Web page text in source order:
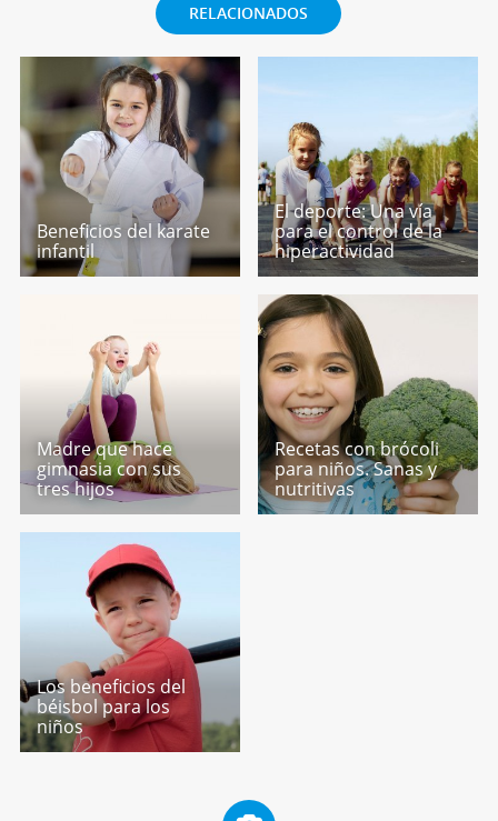
RELACIONADOS
Beneficios del karate
infantil
El deporte: Una vía
para el control de la
hiperactividad
Madre que hace
gimnasia con sus
tres hijos
Recetas con brócoli
para niños. Sanas y
nutritivas
Los beneficios del
béisbol para los
niños